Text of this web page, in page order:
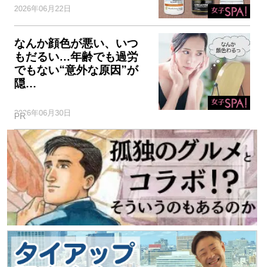
2026年06月22日
なんか顔色が悪い、いつ
もだるい…年齢でも過労
でもない“意外な原因”が
隠…
2026年06月30日
PR